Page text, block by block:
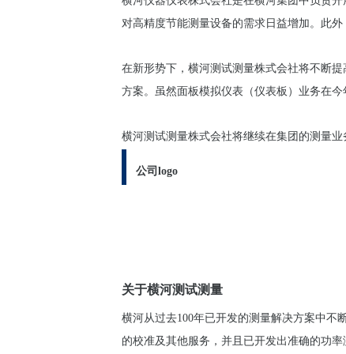
对高精度节能测量设备的需求日益增加。此
在新形势下，横河测试测量株式会社将不断
方案。虽然面板模拟仪表（仪表板）业务在
横河测试测量株式会社将继续在集团的测量
公司logo
关于横河测试测量
横河从过去100年已开发的测量解决方案中不
的校准及其他服务，并且已开发出准确的功